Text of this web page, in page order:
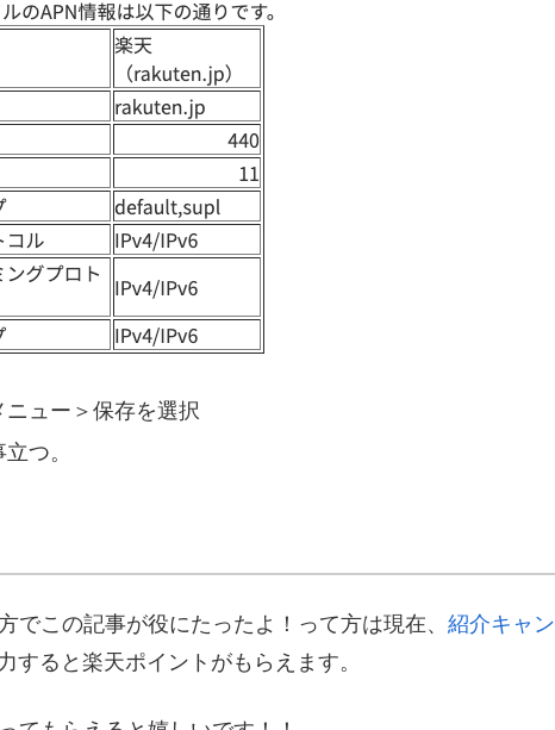
ュー＞保存を選択
つ。
でこの記事が役にたったよ！って方は現在、 紹介キャン
すると楽天ポイントがもらえます。